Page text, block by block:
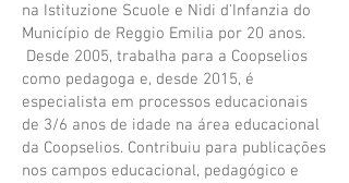
na Istituzione Scuole e Nidi d'Infanzia do
Município de Reggio Emilia por 20 anos.
Desde 2005, trabalha para a Coopselios
como pedagoga e, desde 2015, é
especialista em processos educacionais
de 3/6 anos de idade na área educacional
da Coopselios. Contribuiu para publicações
nos campos educacional, pedagógico e